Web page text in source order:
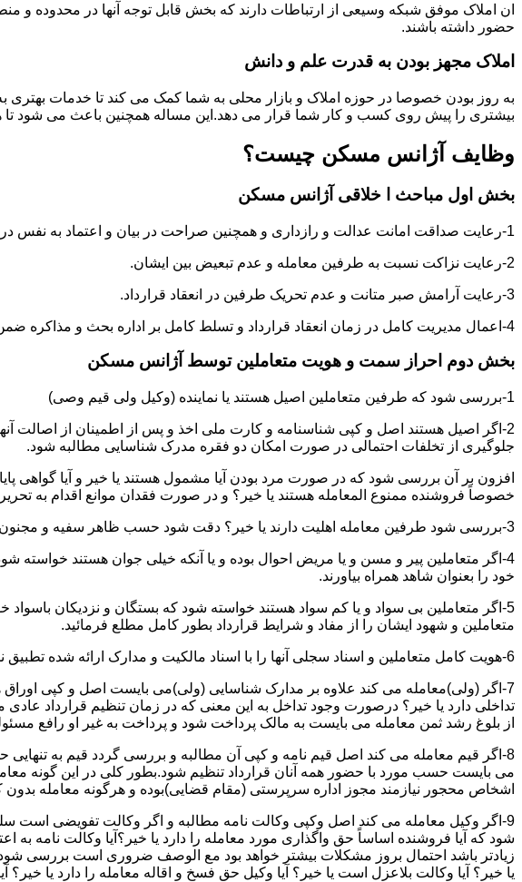
ان املاک موفق شبکه وسیعی از ارتباطات دارند که بخش قابل توجه آنها در محدوده و
حضور داشته باشند.
املاک مجهز بودن به قدرت علم و دانش
به روز بودن خصوصا در حوزه املاک و بازار محلی به شما کمک می کند تا خدمات بهتری
بیشتری را پیش روی کسب و کار شما قرار می دهد.این مساله همچنین باعث می شود تا
وظایف آژانس مسکن چیست؟
بخش اول مباحث ا خلاقی آژانس مسکن
1-رعایت صداقت امانت عدالت و رازداری و همچنین صراحت در بیان و اعتماد به نفس در عمل و گفتار.
2-رعایت نزاکت نسبت به طرفین معامله و عدم تبعیض بین ایشان.
3-رعایت آرامش صبر متانت و عدم تحریک طرفین در انعقاد قرارداد.
4-اعمال مدیریت کامل در زمان انعقاد قرارداد و تسلط کامل بر اداره بحث و مذاکره ضمن هوشیاری و سرعت انتقال بالا.
بخش دوم احراز سمت و هویت متعاملین توسط آژانس مسکن
1-بررسی شود که طرفین متعاملین اصیل هستند یا نماینده (وکیل ولی قیم وصی)
2-اگر اصیل هستند اصل و کپی شناسنامه و کارت ملی اخذ و پس از اطمینان از اصالت
جلوگیری از تخلفات احتمالی در صورت امکان دو فقره مدرک شناسایی مطالبه شود.
افزون بر آن بررسی شود که در صورت مرد بودن آیا مشمول هستند یا خیر و آیا گواهی
خصوصاً فروشنده ممنوع المعامله هستند یا خیر؟ و در صورت فقدان موانع اقدام به
3-بررسی شود طرفین معامله اهلیت دارند یا خیر؟ دقت شود حسب ظاهر سفیه و مجنون نباشند.
4-اگر متعاملین پیر و مسن و یا مریض احوال بوده و یا آنکه خیلی جوان هستند خواسته
خود را بعنوان شاهد همراه بیاورند.
5-اگر متعاملین بی سواد و یا کم سواد هستند خواسته شود که بستگان و نزدیکان باسواد
متعاملین و شهود ایشان را از مفاد و شرایط قرارداد بطور کامل مطلع فرمائید.
6-هویت کامل متعاملین و اسناد سجلی آنها را با اسناد مالکیت و مدارک ارائه شده تطبیق نمائید.
7-اگر (ولی)معامله می کند علاوه بر مدارک شناسایی (ولی)می بایست اصل و کپی
تداخلی دارد یا خیر؟ درصورت وجود تداخل به این معنی که در زمان تنظیم قرارداد
از بلوغ رشد ثمن معامله می بایست به مالک پرداخت شود و پرداخت به غیر او رافع
8-اگر قیم معامله می کند اصل قیم نامه و کپی آن مطالبه و بررسی گردد قیم به
می بایست حسب مورد با حضور همه آنان قرارداد تنظیم شود.بطور کلی در این گونه
اشخاص محجور نیازمند مجوز اداره سرپرستی (مقام قضایی)بوده و هرگونه معامله بدون
9-اگر وکیل معامله می کند اصل وکپی وکالت نامه مطالبه و اگر وکالت تفویضی است
شود که آیا فروشنده اساساً حق واگذاری مورد معامله را دارد یا خیر؟آیا وکالت نامه
زیادتر باشد احتمال بروز مشکلات بیشتر خواهد بود مع الوصف ضروری است بررسی شود
یا خیر؟ آیا وکالت بلاعزل است یا خیر؟ آیا وکیل حق فسخ و اقاله معامله را دارد یا